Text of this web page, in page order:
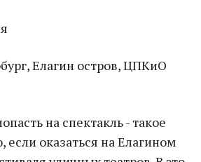
Елагин остров, ЦПКиО
на спектакль - такое
оказаться на Елагином